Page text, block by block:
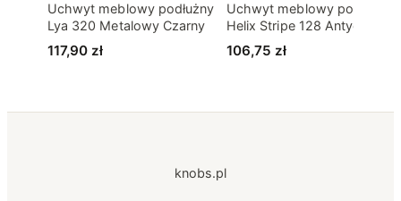
Uchwyt meblowy podłużny
Lya 320 Metalowy Czarny
117,90 zł
Uchwyt meblowy podłużny
Helix Stripe 128 Antyczny
brąz
106,75 zł
knobs.pl